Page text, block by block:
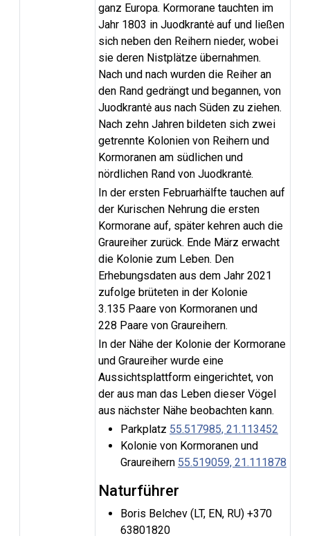
ganz Europa. Kormorane tauchten im
Jahr 1803 in Juodkrantė auf und ließen
sich neben den Reihern nieder, wobei
sie deren Nistplätze übernahmen.
Nach und nach wurden die Reiher an
den Rand gedrängt und begannen, von
Juodkrantė aus nach Süden zu ziehen.
Nach zehn Jahren bildeten sich zwei
getrennte Kolonien von Reihern und
Kormoranen am südlichen und
nördlichen Rand von Juodkrantė.
In der ersten Februarhälfte tauchen auf
der Kurischen Nehrung die ersten
Kormorane auf, später kehren auch die
Graureiher zurück. Ende März erwacht
die Kolonie zum Leben. Den
Erhebungsdaten aus dem Jahr 2021
zufolge brüteten in der Kolonie
3.135 Paare von Kormoranen und
228 Paare von Graureihern.
In der Nähe der Kolonie der Kormorane
und Graureiher wurde eine
Aussichtsplattform eingerichtet, von
der aus man das Leben dieser Vögel
aus nächster Nähe beobachten kann.
Parkplatz 55.517985, 21.113452
Kolonie von Kormoranen und
Graureihern 55.519059, 21.111878
Naturführer
Boris Belchev (LT, EN, RU) +370
63801820